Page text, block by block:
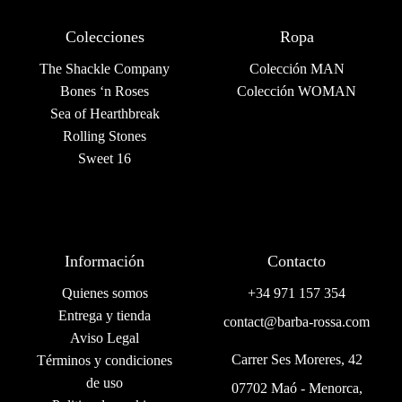
Colecciones
The Shackle Company
Bones ‘n Roses
Sea of Hearthbreak
Rolling Stones
Sweet 16
Ropa
Colección MAN
Colección WOMAN
Información
Quienes somos
Entrega y tienda
Aviso Legal
Términos y condiciones
de uso
Contacto
+34 971 157 354
contact@barba-rossa.com
Carrer Ses Moreres, 42
07702 Maó - Menorca,